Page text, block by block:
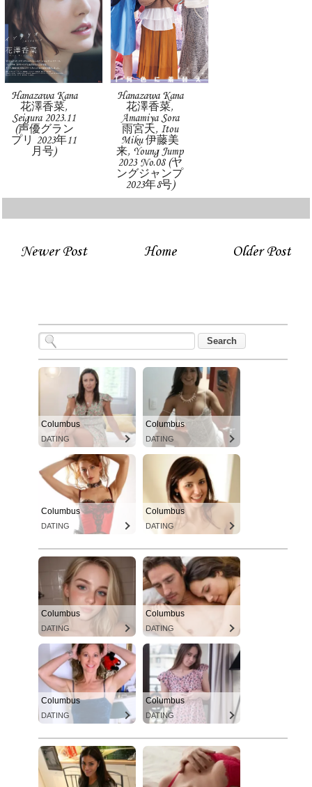
Hanazawa Kana
花澤香菜,
Seigura 2023.11
(声優グラン
プリ 2023年11
月号)
Hanazawa Kana
花澤香菜,
Amamiya Sora
雨宮天, Itou
Miku 伊藤美
来, Young Jump
2023 No.08 (ヤ
ングジャンプ
2023年8号)
Newer Post Older Post
Home
Columbus
DATING
Columbus
DATING
Columbus
DATING
Columbus
DATING
Columbus
DATING
Columbus
DATING
Columbus
DATING
Columbus
DATING